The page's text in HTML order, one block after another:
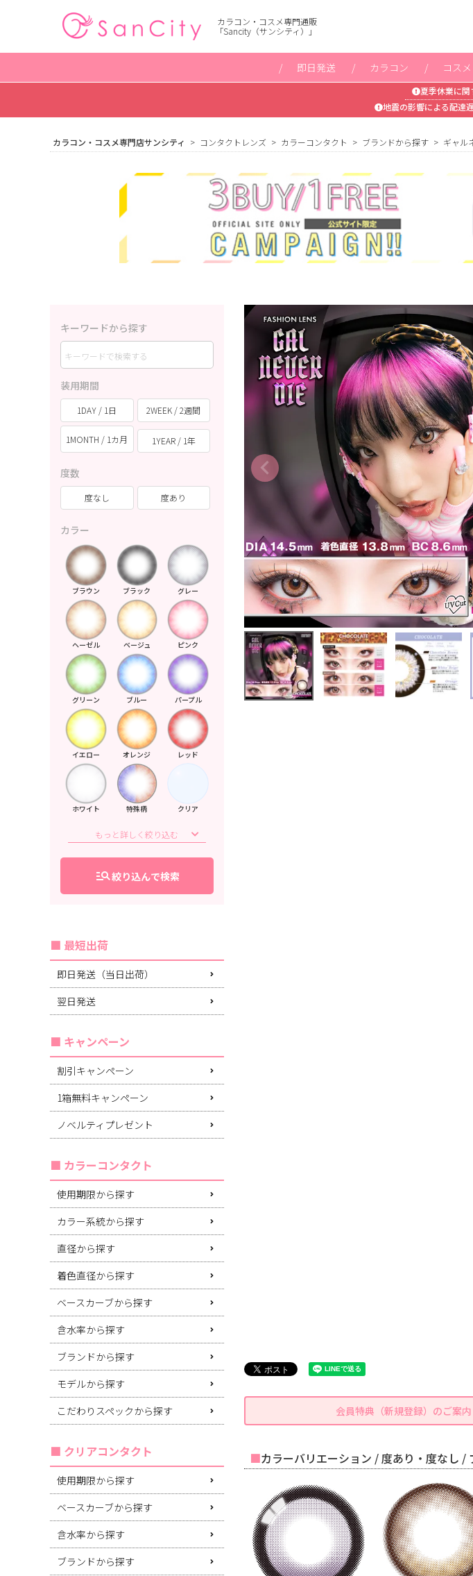
カラコン・コスメ専門通販
「Sancity（サンシティ）」
即日発送 カラコン コスメ
夏季休業に
地震の影響による配達
カラコン・コスメ専門店サンシティ コンタクトレンズ カラーコンタクト ブランドから探す ギャル
キーワードから探す
装用期間
1DAY / 1日 2WEEK / 2週間
1MONTH / 1カ月 1YEAR / 1年
度数
度なし 度あり
カラー
ブラウン ブラック グレー
ヘーゼル ベージュ ピンク
グリーン ブルー パープル
イエロー オレンジ レッド
ホワイト 特殊柄 クリア
manage_search絞り込んで検索
最短出荷
即日発送（当日出荷）
翌日発送
キャンペーン
割引キャンペーン
1箱無料キャンペーン
ノベルティプレゼント
カラーコンタクト
使用期限から探す
カラー系統から探す
直径から探す
着色直径から探す
ベースカーブから探す
含水率から探す
ブランドから探す
モデルから探す
こだわりスペックから探す
クリアコンタクト
使用期限から探す
ベースカーブから探す
含水率から探す
ブランドから探す
会員特典（新規登録）のご案内
カラーバリエーション / 度あり・度なし /